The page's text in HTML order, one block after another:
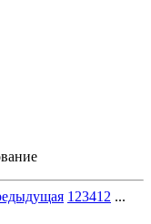
1 23412 ...